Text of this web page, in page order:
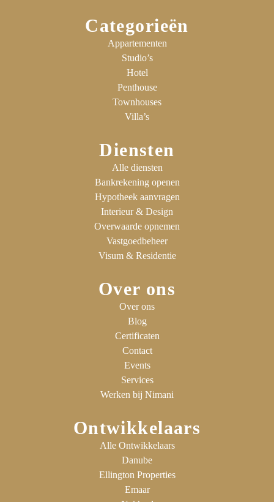
Categorieën
Appartementen
Studio’s
Hotel
Penthouse
Townhouses
Villa’s
Diensten
Alle diensten
Bankrekening openen
Hypotheek aanvragen
Interieur & Design
Overwaarde opnemen
Vastgoedbeheer
Visum & Residentie
Over ons
Over ons
Blog
Certificaten
Contact
Events
Services
Werken bij Nimani
Ontwikkelaars
Alle Ontwikkelaars
Danube
Ellington Properties
Emaar